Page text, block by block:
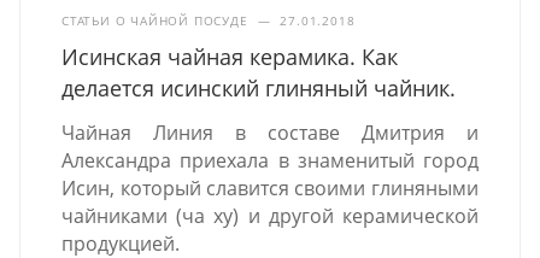
СТАТЬИ О ЧАЙНОЙ ПОСУДЕ — 27.01.2018
Исинская чайная керамика. Как
делается исинский глиняный чайник.
Чайная Линия в составе Дмитрия и
Александра приехала в знаменитый город
Исин, который славится своими глиняными
чайниками (ча ху) и другой керамической
продукцией.